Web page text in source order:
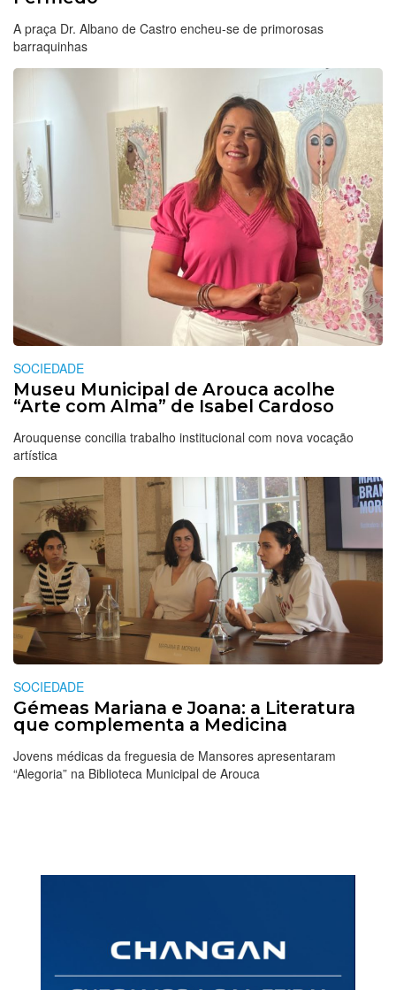
A praça Dr. Albano de Castro encheu-se de primorosas
barraquinhas
SOCIEDADE
Museu Municipal de Arouca acolhe
“Arte com Alma” de Isabel Cardoso
Arouquense concilia trabalho institucional com nova vocação
artística
SOCIEDADE
Gémeas Mariana e Joana: a Literatura
que complementa a Medicina
Jovens médicas da freguesia de Mansores apresentaram
“Alegoria” na Biblioteca Municipal de Arouca